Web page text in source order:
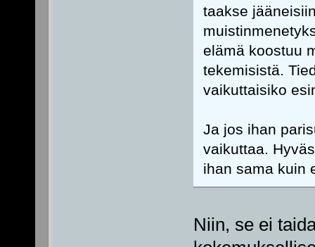
taakse
elämä koostuu
tekemisistä.
vaikuttaisiko
Ja jos ihan
vaikuttaa.
ihan sama kuin
Niin, se ei